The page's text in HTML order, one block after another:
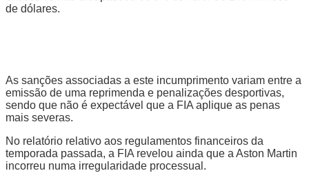
de dólares.
As sanções associadas a este incumprimento variam entre a
emissão de uma reprimenda e penalizações desportivas,
sendo que não é expectável que a FIA aplique as penas
mais severas.
No relatório relativo aos regulamentos financeiros da
temporada passada, a FIA revelou ainda que a Aston Martin
incorreu numa irregularidade processual.